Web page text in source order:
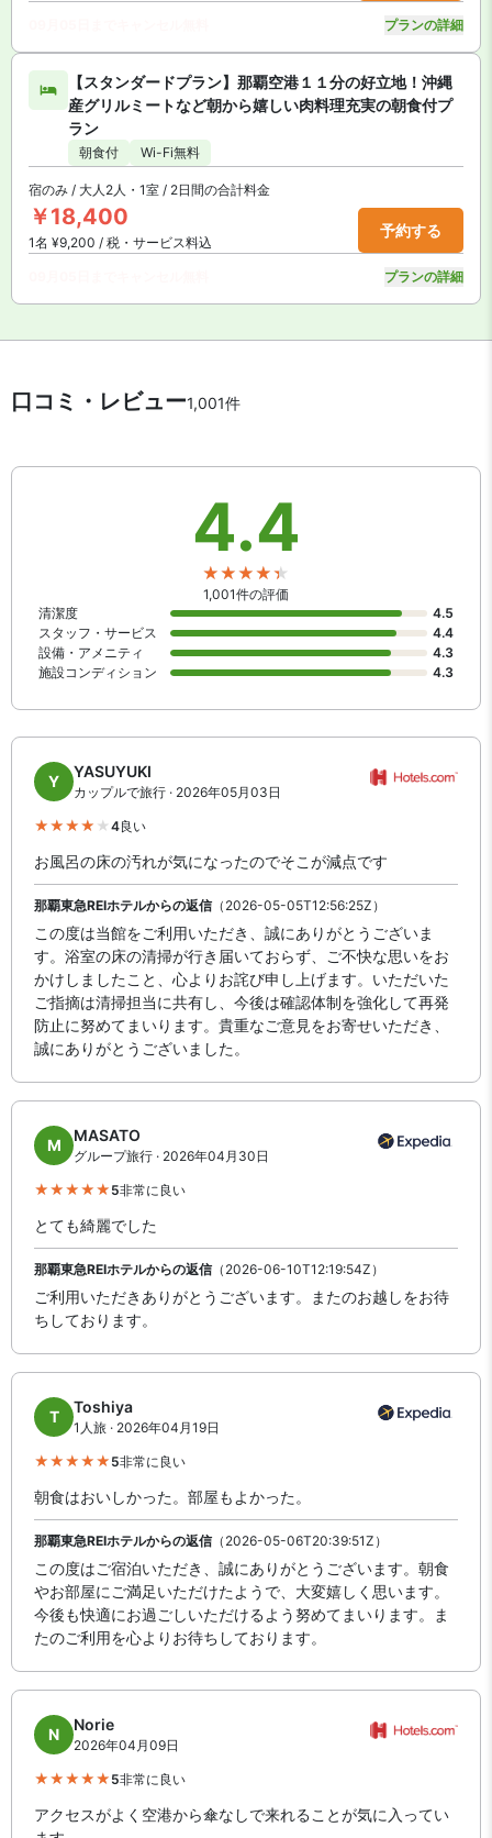
プランの詳細
【スタンダードプラン】那覇空港１１分の好立地！沖縄
産グリルミートなど朝から嬉しい肉料理充実の朝食付プ
ラン
朝食付 Wi-Fi無料
宿のみ / 大人2人・1室 / 2日間の合計料金
￥18,400
1名 ¥9,200 / 税・サービス料込
予約する
プランの詳細
口コミ・レビュー1,001件
4.4
1,001件の評価
清潔度
4.5
スタッフ・サービス
4.4
設備・アメニティ
4.3
施設コンディション
4.3
Y
YASUYUKI
カップルで旅行 · 2026年05月03日
4良い
お風呂の床の汚れが気になったのでそこが減点です
那覇東急REIホテルからの返信（2026-05-05T12:56:25Z）
この度は当館をご利用いただき、誠にありがとうございま
す。浴室の床の清掃が行き届いておらず、ご不快な思いをお
かけしましたこと、心よりお詫び申し上げます。いただいた
ご指摘は清掃担当に共有し、今後は確認体制を強化して再発
防止に努めてまいります。貴重なご意見をお寄せいただき、
誠にありがとうございました。
M
MASATO
グループ旅行 · 2026年04月30日
5非常に良い
とても綺麗でした
那覇東急REIホテルからの返信（2026-06-10T12:19:54Z）
ご利用いただきありがとうございます。またのお越しをお待
ちしております。
T
Toshiya
1人旅 · 2026年04月19日
5非常に良い
朝食はおいしかった。部屋もよかった。
那覇東急REIホテルからの返信（2026-05-06T20:39:51Z）
この度はご宿泊いただき、誠にありがとうございます。朝食
やお部屋にご満足いただけたようで、大変嬉しく思います。
今後も快適にお過ごしいただけるよう努めてまいります。ま
たのご利用を心よりお待ちしております。
N
Norie
2026年04月09日
5非常に良い
アクセスがよく空港から傘なしで来れることが気に入ってい